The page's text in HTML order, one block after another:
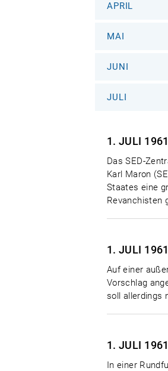
APRIL
MAI
JUNI
JULI
1. JULI 1961
Das SED-
Karl Maron
Staates eine
Revanchisten
1. JULI 1961
Auf einer
Vorschlag
soll allerdings
1. JULI 1961
In einer